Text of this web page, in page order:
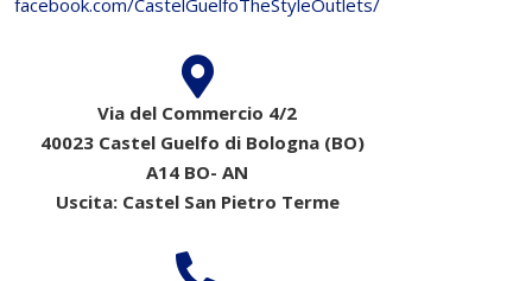
Via del Commercio 4/2
40023 Castel Guelfo di Bologna (BO)
A14 BO- AN
Uscita: Castel San Pietro Terme